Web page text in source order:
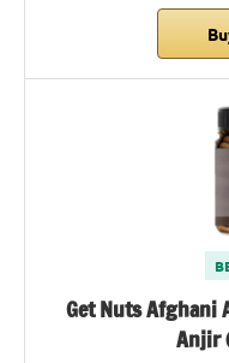
Get Nuts Afghani
Anjir